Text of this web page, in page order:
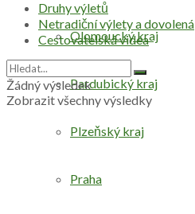
Olomoucký kraj
Pardubický kraj
Plzeňský kraj
Praha
Druhy výletů
Netradiční výlety a dovolená
Cestovatelská videa
Žádný výsledek
Zobrazit všechny výsledky